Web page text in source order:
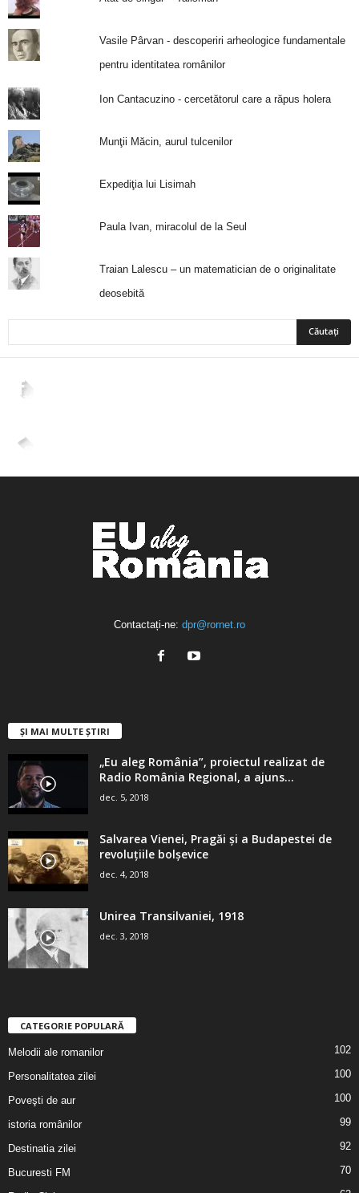
Vasile Pârvan - descoperiri arheologice fundamentale
pentru identitatea românilor
Ion Cantacuzino - cercetătorul care a răpus holera
Munţii Măcin, aurul tulcenilor
Expediţia lui Lisimah
Paula Ivan, miracolul de la Seul
Traian Lalescu – un matematician de o originalitate
deosebită
2,265
4,400
Contactați-ne: dpr@rornet.ro
ȘI MAI MULTE ȘTIRI
„Eu aleg România”, proiectul realizat de
Radio România Regional, a ajuns...
dec. 5, 2018
Salvarea Vienei, Pragăi şi a Budapestei de
revoluţiile bolşevice
dec. 4, 2018
Unirea Transilvaniei, 1918
dec. 3, 2018
CATEGORIE POPULARĂ
Melodii ale romanilor 102
Personalitatea zilei 100
Poveşti de aur 100
istoria românilor 99
Destinatia zilei 92
Bucuresti FM 70